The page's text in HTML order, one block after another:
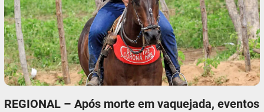
REGIONAL – Após morte em vaquejada, eventos